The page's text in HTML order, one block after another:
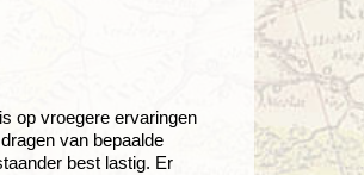
op vroegere ervaringen
van bepaalde
best lastig. Er